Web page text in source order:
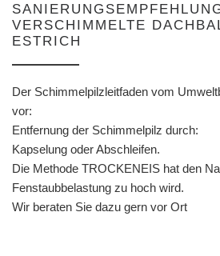
VERSCHIMMELTE
ESTRICH
Der Schimmelpilzleitfaden vom
vor:
Entfernung der Schimmelpilz durch:
Kapselung oder Abschleifen.
Die Methode TROCKENEIS hat den
Fenstaubbelastung zu hoch wird.
Wir beraten Sie dazu gern vor Ort